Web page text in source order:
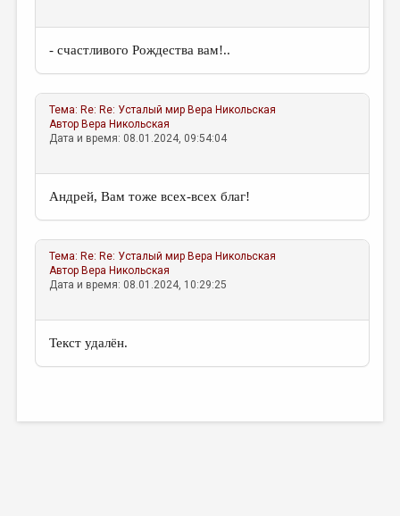
- счастливого Рождества вам!..
Тема: Re: Re: Усталый мир Вера Никольская
Автор Вера Никольская
Дата и время: 08.01.2024, 09:54:04
Андрей, Вам тоже всех-всех благ!
Тема: Re: Re: Усталый мир Вера Никольская
Автор Вера Никольская
Дата и время: 08.01.2024, 10:29:25
Текст удалён.